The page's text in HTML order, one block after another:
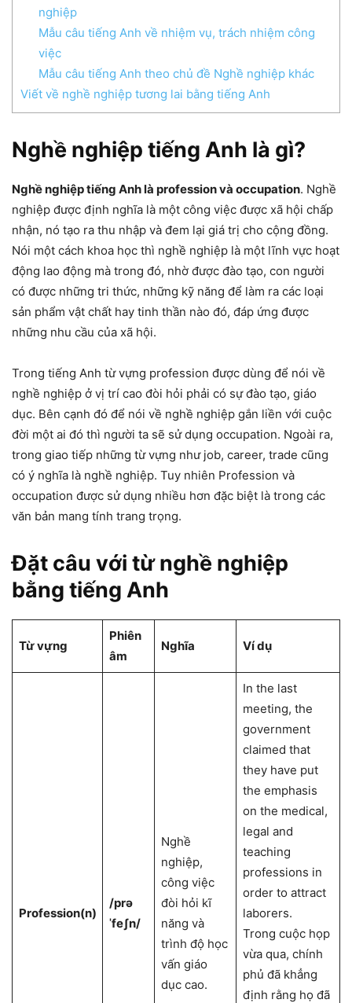
nghiệp
Mẫu câu tiếng Anh về nhiệm vụ, trách nhiệm công
việc
Mẫu câu tiếng Anh theo chủ đề Nghề nghiệp khác
Viết về nghề nghiệp tương lai bằng tiếng Anh
Nghề nghiệp tiếng Anh là gì?
Nghề nghiệp tiếng Anh là profession và occupation. Nghề
nghiệp được định nghĩa là một công việc được xã hội chấp
nhận, nó tạo ra thu nhập và đem lại giá trị cho cộng đồng.
Nói một cách khoa học thì nghề nghiệp là một lĩnh vực hoạt
động lao động mà trong đó, nhờ được đào tạo, con người
có được những tri thức, những kỹ năng để làm ra các loại
sản phẩm vật chất hay tinh thần nào đó, đáp ứng được
những nhu cầu của xã hội.
Trong tiếng Anh từ vựng profession được dùng để nói về
nghề nghiệp ở vị trí cao đòi hỏi phải có sự đào tạo, giáo
dục. Bên cạnh đó để nói về nghề nghiệp gắn liền với cuộc
đời một ai đó thì người ta sẽ sử dụng occupation. Ngoài ra,
trong giao tiếp những từ vựng như job, career, trade cũng
có ý nghĩa là nghề nghiệp. Tuy nhiên Profession và
occupation được sử dụng nhiều hơn đặc biệt là trong các
văn bản mang tính trang trọng.
Đặt câu với từ nghề nghiệp
bằng tiếng Anh
Từ vựng
Phiên
âm
Nghĩa Ví dụ
Profession(n)
/prə
ˈfeʃn/
Nghề
nghiệp,
công việc
đòi hỏi kĩ
năng và
trình độ học
vấn giáo
dục cao.
In the last
meeting, the
government
claimed that
they have put
the emphasis
on the medical,
legal and
teaching
professions in
order to attract
laborers.
Trong cuộc họp
vừa qua, chính
phủ đã khẳng
định rằng họ đã